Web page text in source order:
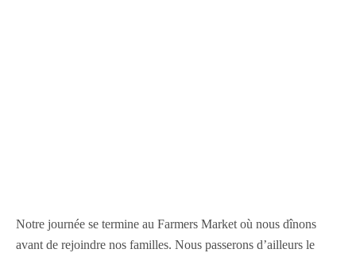
Notre journée se termine au Farmers Market où nous dînons
avant de rejoindre nos familles. Nous passerons d’ailleurs le